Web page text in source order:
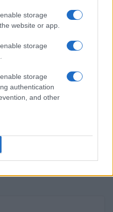
storage
website or app.
storage
storage
authentication
and other
está pasando en 2026?